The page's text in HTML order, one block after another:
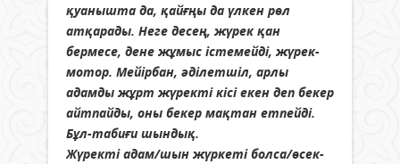
қуанышта да, қайғңы да үлкен рөл
атқарады. Неге десең, жүрек қан
бермесе, дене жұмыс істемейді, жүрек-
мотор. Мейірбан, әділетшіл, арлы
адамды жұрт жүректі кісі екен деп бекер
айтпайды, оны бекер мақтан етпейді.
Бұл-табиғи шындық.
Жүректі адам/шын жүркеті болса/өсек-